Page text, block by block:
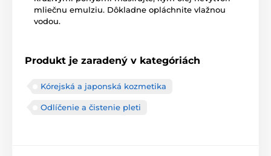
mliečnu emulziu. Dôkladne opláchnite vlažnou
vodou.
Produkt je zaradený v kategóriách
Kórejská a japonská kozmetika
Odlíčenie a čistenie pleti